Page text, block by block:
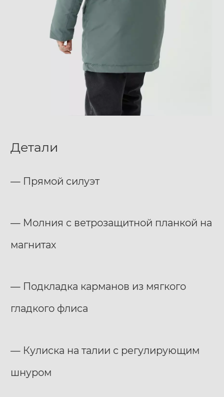
Детали
— Прямой силуэт
— Молния с ветрозащитной планкой на
магнитах
— Подкладка карманов из мягкого
гладкого флиса
— Кулиска на талии с регулирующим
шнуром